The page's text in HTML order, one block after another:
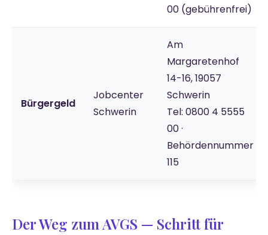
00 (gebührenfrei)
Bürgergeld
Jobcenter
Schwerin
Am
Margaretenhof
14-16, 19057
Schwerin
Tel: 0800 4 5555
00 ·
Behördennummer
115
Der Weg zum AVGS — Schritt für